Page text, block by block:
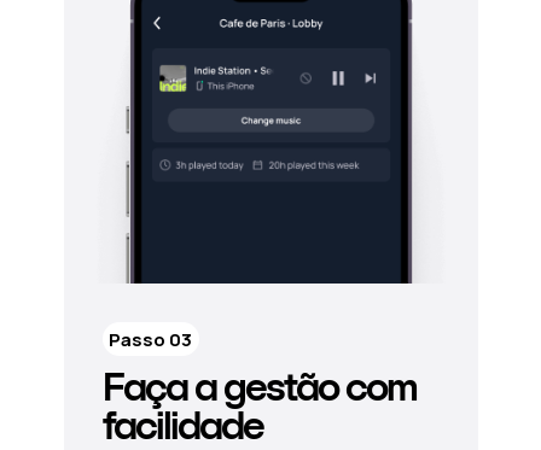
Faça a gestão com
facilidade
Passo 03